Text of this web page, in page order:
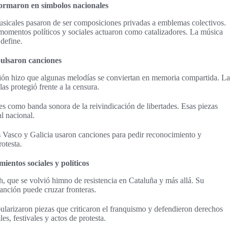
en símbolos nacionales
pasaron de ser composiciones privadas a emblemas colectivos.
políticos y sociales actuaron como catalizadores. La música
canciones
hizo que algunas melodías se conviertan en memoria compartida. La
protegió frente a la censura.
como banda sonora de la reivindicación de libertades. Esas piezas
nacional.
y Galicia usaron canciones para pedir reconocimiento y
sociales y políticos
que se volvió himno de resistencia en Cataluña y más allá. Su
puede cruzar fronteras.
piezas que criticaron el franquismo y defendieron derechos
festivales y actos de protesta.